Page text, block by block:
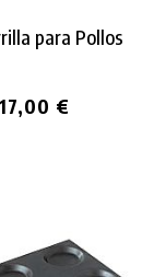
para Pollos
€